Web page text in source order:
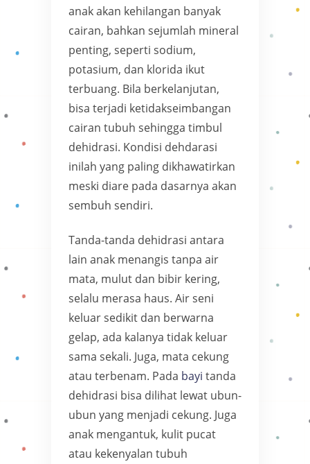
anak akan kehilangan banyak
cairan, bahkan sejumlah mineral
penting, seperti sodium,
potasium, dan klorida ikut
terbuang. Bila berkelanjutan,
bisa terjadi ketidakseimbangan
cairan tubuh sehingga timbul
dehidrasi. Kondisi dehdarasi
inilah yang paling dikhawatirkan
meski diare pada dasarnya akan
sembuh sendiri.
Tanda-tanda dehidrasi antara
lain anak menangis tanpa air
mata, mulut dan bibir kering,
selalu merasa haus. Air seni
keluar sedikit dan berwarna
gelap, ada kalanya tidak keluar
sama sekali. Juga, mata cekung
atau terbenam. Pada bayi tanda
dehidrasi bisa dilihat lewat ubun-
ubun yang menjadi cekung. Juga
anak mengantuk, kulit pucat
atau kekenyalan tubuh